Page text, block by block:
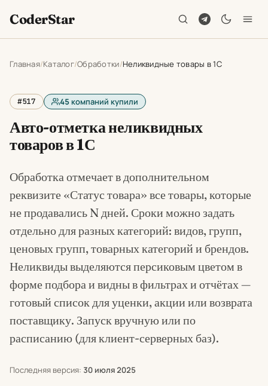
CoderStar
Главная Каталог Обработки Неликвидные товары в 1С
#517 45компаний купили
Авто-отметка неликвидных
товаров в 1С
Обработка отмечает в дополнительном
реквизите «Статус товара» все товары, которые
не продавались N дней. Сроки можно задать
отдельно для разных категорий: видов, групп,
ценовых групп, товарных категорий и брендов.
Неликвиды выделяются персиковым цветом в
форме подбора и видны в фильтрах и отчётах —
готовый список для уценки, акции или возврата
поставщику. Запуск вручную или по
расписанию (для клиент-серверных баз).
Последняя версия: 30 июля 2025